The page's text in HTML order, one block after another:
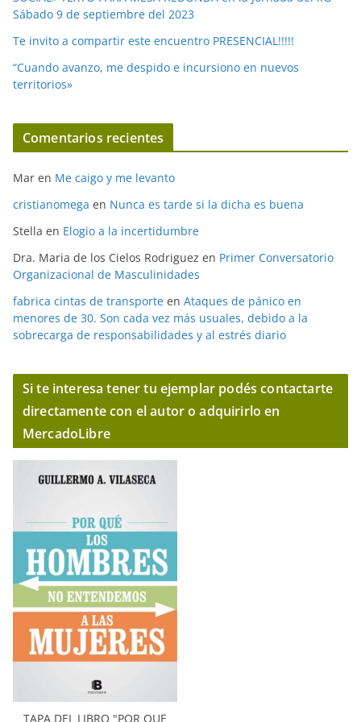
Sábado 9 de septiembre del 2023
Te invito a compartir este encuentro PRESENCIAL!!!!!
“Cuando avanzo, me despido e incursiono en nuevos
territorios»
Comentarios recientes
Mar en Me caigo y me levanto
cristianomega en Nunca es tarde si la dicha es buena
Stella en Elogio a la incertidumbre
Dra. Maria de los Cielos Rodriguez en Primer Conversatorio
Organizacional de Masculinidades
fabrica cintas de transporte en Ataques de pánico en
menores de 30. Son cada vez más usuales, debido a la
sobrecarga de responsabilidades y al estrés diario
Si te interesa tener tu ejemplar podés contactarte
directamente con el autor o adquirirlo en
MercadoLibre
TAPA DEL LIBRO "POR QUE